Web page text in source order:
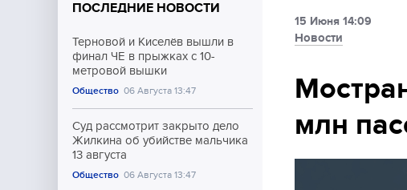
Ближний Восток
Общество
Культура
ПОСЛЕДНИЕ НОВОСТИ
Терновой и Киселёв вышли в
финал ЧЕ в прыжках с 10-
метровой вышки
Общество 06 Августа 13:47
Суд рассмотрит закрыто дело
Жилкина об убийстве мальчика
13 августа
Общество 06 Августа 13:47
15 Июня 14:09
Новости
млн